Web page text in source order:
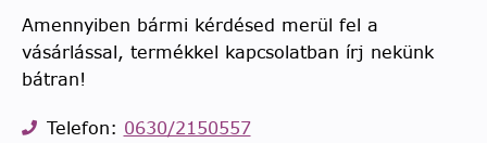
Amennyiben bármi kérdésed merül fel a
vásárlással, termékkel kapcsolatban írj nekünk
bátran!
Telefon: 0630/2150557